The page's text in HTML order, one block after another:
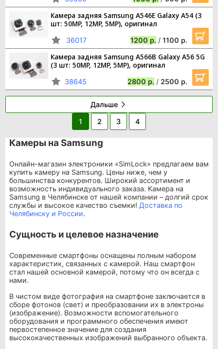
Камера задняя Samsung A546E Galaxy A54 (3
шт: 50MP, 12MP, 5MP), оригинал
36017 1200 / 1100
Камера задняя Samsung A566B Galaxy A56 5G
(3 шт: 50MP, 12MP, 5MP), оригинал
38645 2800 / 2500
Дальше
1 2 3 4
Камеры на Samsung
Онлайн-магазин электроники «SimLock» предлагаем вам
купить камеру на Samsung. Цены ниже, чем у
большинства конкурентов. Широкий ассортимент и
возможность индивидуального заказа. Камера на
Samsung в Челябинске от нашей компании – долгий срок
службы и высокое качество съемки! Доставка по
Челябинску и России.
Сущность и целевое назначение
Современные смартфоны оснащены полным набором
характеристик, связанных с камерой. Наш смартфон
стал нашей основной камерой, потому что он всегда с
нами.
В чистом виде фотография на смартфоне заключается в
сборе фотонов (свет) и преобразовании их в электроны
(изображение). Возможности вспомогательного
оборудования и программного обеспечения имеют
первостепенное значение для создания
высококачественных изображений выбранного объекта.